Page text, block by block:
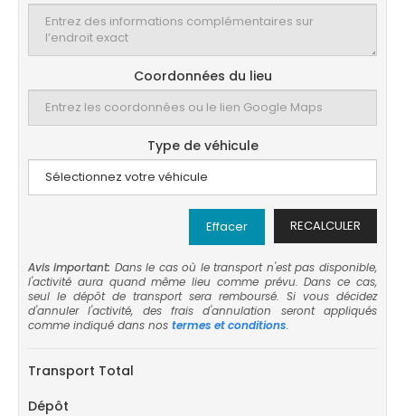
Coordonnées du lieu
Type de véhicule
RECALCULER
Effacer
Avis important: Dans le cas où le transport n'est pas disponible,
l'activité aura quand même lieu comme prévu. Dans ce cas,
seul le dépôt de transport sera remboursé. Si vous décidez
d'annuler l'activité, des frais d'annulation seront appliqués
comme indiqué dans nos termes et conditions.
Transport Total
Dépôt